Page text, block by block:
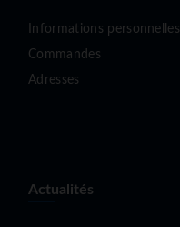
Informations personnelles
Commandes
Adresses
Actualités